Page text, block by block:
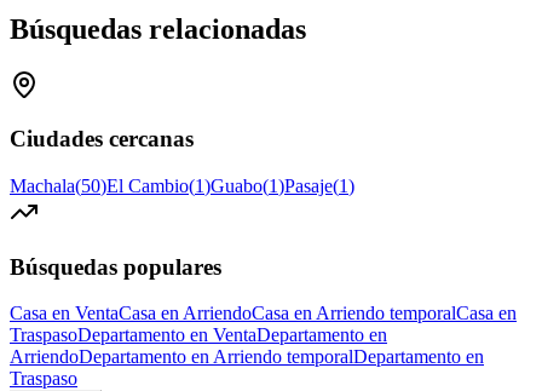
Búsquedas relacionadas
Ciudades cercanas
Machala(50)El Cambio(1)Guabo(1)Pasaje(1)
Búsquedas populares
Casa en VentaCasa en ArriendoCasa en Arriendo temporalCasa en
TraspasoDepartamento en VentaDepartamento en
ArriendoDepartamento en Arriendo temporalDepartamento en
Traspaso